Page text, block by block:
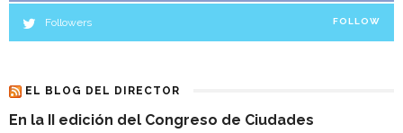
Followers FOLLOW
EL BLOG DEL DIRECTOR
En la II edición del Congreso de Ciudades